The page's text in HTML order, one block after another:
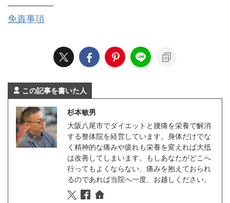
免責事項
この記事を書いた人
杉本敏男
大阪八尾市でダイエットと腰痛を栄養で解消
する整体院を経営しています。身体だけでな
く精神的な痛みや疲れも栄養を変えれば大抵
は改善してしまいます。もしあなたがどこへ
行ってもよくならない、痛みを抱えておられ
るのであれば当院へ一度、お越しください。